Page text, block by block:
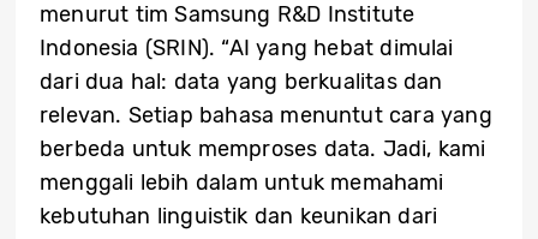
menurut tim Samsung R&D Institute
Indonesia (SRIN). “AI yang hebat dimulai
dari dua hal: data yang berkualitas dan
relevan. Setiap bahasa menuntut cara yang
berbeda untuk memproses data. Jadi, kami
menggali lebih dalam untuk memahami
kebutuhan linguistik dan keunikan dari